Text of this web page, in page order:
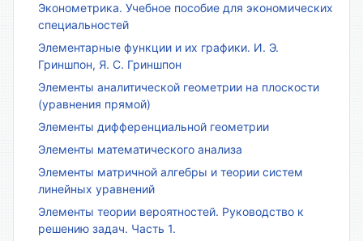
Эконометрика. Учебное пособие для экономических
специальностей
Элементарные функции и их графики. И. Э.
Гриншпон, Я. С. Гриншпон
Элементы аналитической геометрии на плоскости
(уравнения прямой)
Элементы дифференциальной геометрии
Элементы математического анализа
Элементы матричной алгебры и теории систем
линейных уравнений
Элементы теории вероятностей. Руководство к
решению задач. Часть 1.